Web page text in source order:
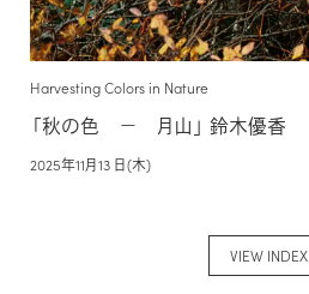
Harvesting Colors in Nature
「秋の色 − 月山」 鈴木優香
2025年11月13 日(木)
VIEW INDEX